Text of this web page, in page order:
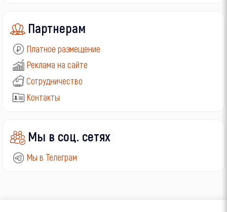
Партнерам
Платное размещение
Реклама на сайте
Сотрудничество
Контакты
Мы в соц. сетях
Мы в Телеграм